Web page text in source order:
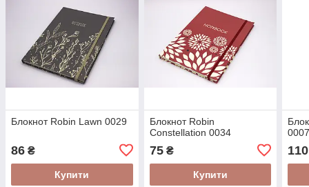
Блокнот Robin Lawn 0029
86 ₴
Купити
Блокнот Robin
Constellation 0034
75₴
Купити
110